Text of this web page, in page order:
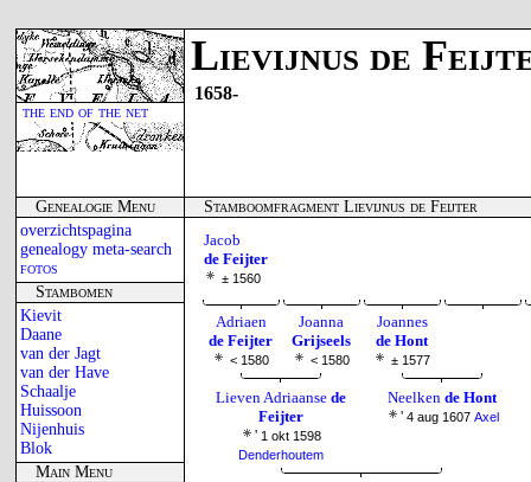
the end of the net
Lievijnus de
1658-
Genealogie Menu
overzichtspagina
genealogy meta-search
fotos
Stambomen
Kievit
Daane
van der Jagt
van der Have
Schaalje
Huissoon
Nijenhuis
Blok
Main Menu
Stamboomfragment Lievijnus de Feijter
Jacob
de Feijter
± 1560
Adriaen
de Feijter
< 1580
Joanna
Grijseels
< 1580
Joannes
de Hont
± 1577
Lieven Adriaanse de
Feijter
' 1 okt 1598
Denderhoutem
Neelken de Hont
' 4 aug 1607 Axel